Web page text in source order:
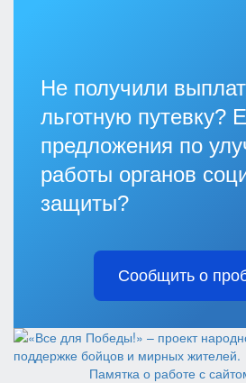
Не получили
льготную путевку?
предложения по
работы органов
защиты?
Сообщить о
Памятка о работе с